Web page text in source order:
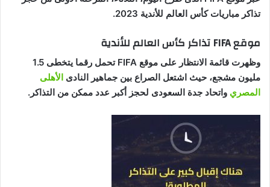
تذاكر مباريات كأس العالم للأندية 2023
.
موقعFIFA تذاكر كأس العالم للأندية
وظهرت قائمة الانتظار على موقع FIFA
تحمل رقما يتخطى 1.5
مليون مشجع، حيث اشتعل الصراع بين جماهير النادى الأهلى
المصري واتحاد جدة السعودى لحجز أكبر عدد ممكن من التذاكر.